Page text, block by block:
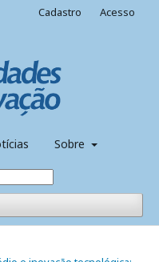
Sobre
Cadastro Acesso